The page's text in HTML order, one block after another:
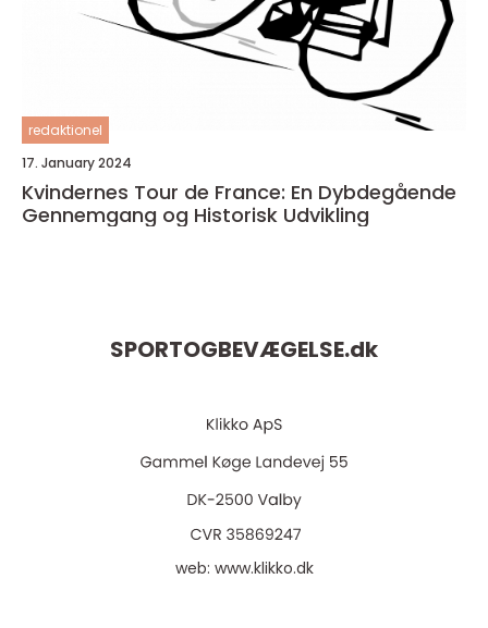
redaktionel
17. January 2024
Kvindernes Tour de France: En Dybdegående
Gennemgang og Historisk Udvikling
SPORTOGBEVÆGELSE.dk
web: www.klikko.dk